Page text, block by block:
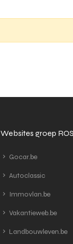
Websites groep
Gocar.be
Autoclassic
Immovlan.be
Vakantieweb.be
Landbouwleven.be